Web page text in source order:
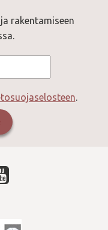
rakentamiseen
.